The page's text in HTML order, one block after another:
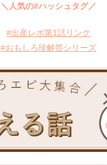
＼人気の#ハッシュタグ／
#出産レポ第1話リンク
#おもしろ珍解答シリーズ